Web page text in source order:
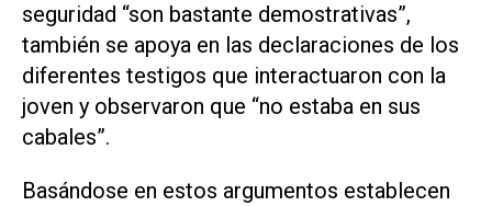
seguridad “son bastante demostrativas”,
también se apoya en las declaraciones de los
diferentes testigos que interactuaron con la
joven y observaron que “no estaba en sus
cabales”.
Basándose en estos argumentos establecen